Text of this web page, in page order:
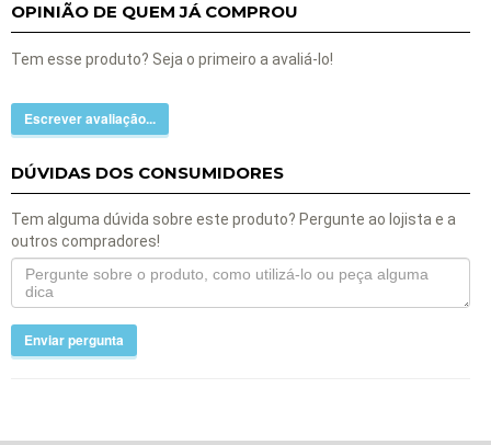
OPINIÃO DE QUEM JÁ COMPROU
Tem esse produto? Seja o primeiro a avaliá-lo!
Escrever avaliação...
DÚVIDAS DOS CONSUMIDORES
Tem alguma dúvida sobre este produto? Pergunte ao lojista e a
outros compradores!
Enviar pergunta